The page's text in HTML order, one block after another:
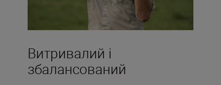
Витривалий і
збалансований